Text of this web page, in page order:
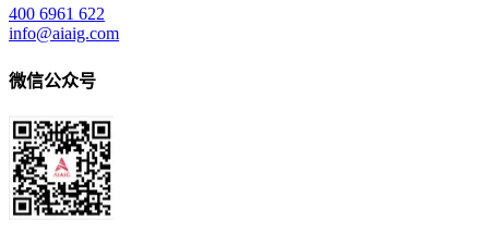
400 6961 622
info@aiaig.com
微信公众号